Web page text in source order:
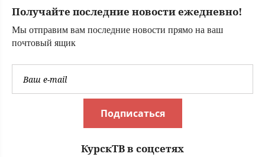
Получайте последние новости ежедневно!
Мы отправим вам последние новости прямо на ваш
почтовый ящик
Подписаться
КурскТВ в соцсетях